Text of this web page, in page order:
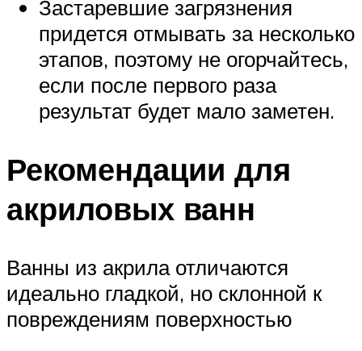
Застаревшие загрязнения
придется отмывать за несколько
этапов, поэтому не огорчайтесь,
если после первого раза
результат будет мало заметен.
Рекомендации для
акриловых ванн
Ванны из акрила отличаются
идеально гладкой, но склонной к
повреждениям поверхностью